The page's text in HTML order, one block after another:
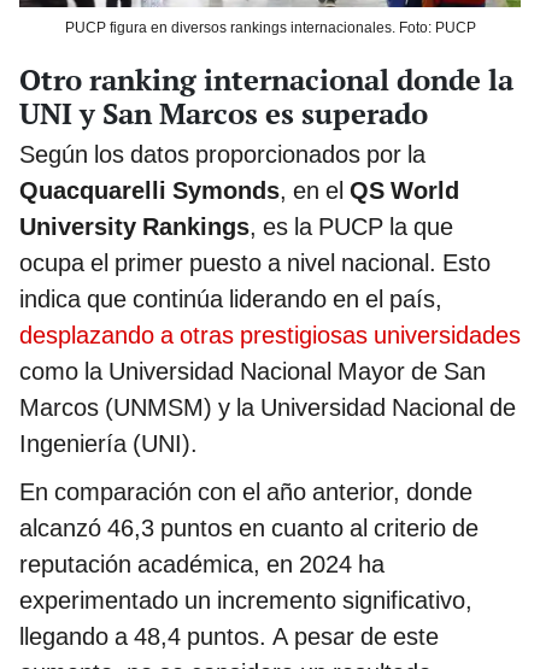
PUCP figura en diversos rankings internacionales. Foto: PUCP
Otro ranking internacional donde la
UNI y San Marcos es superado
Según los datos proporcionados por la
Quacquarelli Symonds, en el QS World
University Rankings, es la PUCP la que
ocupa el primer puesto a nivel nacional. Esto
indica que continúa liderando en el país,
desplazando a otras prestigiosas universidades
como la Universidad Nacional Mayor de San
Marcos (UNMSM) y la Universidad Nacional de
Ingeniería (UNI).
En comparación con el año anterior, donde
alcanzó 46,3 puntos en cuanto al criterio de
reputación académica, en 2024 ha
experimentado un incremento significativo,
llegando a 48,4 puntos. A pesar de este